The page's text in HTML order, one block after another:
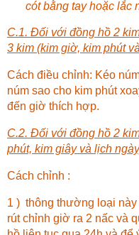
cót bằng tay hoặc lắc
C.1. Đối với đồng hồ 2
3 kim (kim giờ, kim phút
Cách điều chỉnh: Kéo
núm sao cho kim phút
đến giờ thích hợp.
C.2. Đối với đồng hồ 2
phút, kim giây và lịch
Cách chỉnh :
1 ) thông thường loại
rút chỉnh giờ ra 2 nấc và